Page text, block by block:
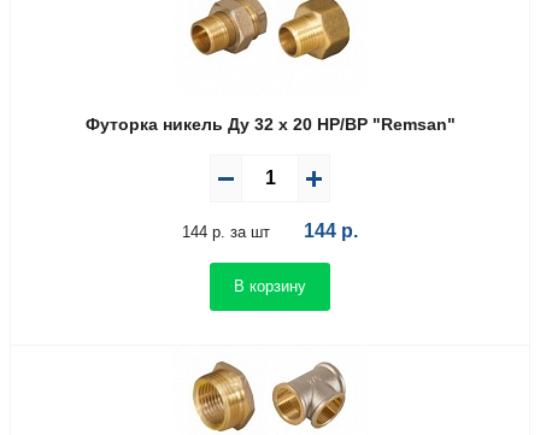
Футорка никель Ду 32 х 20 НР/ВР "Remsan"
144 р. за шт 144 р.
В корзину